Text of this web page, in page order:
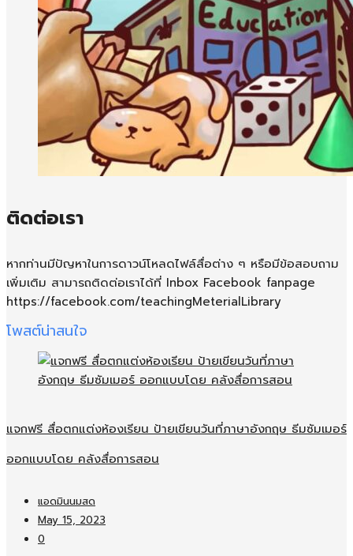
ติดต่อเรา
หากท่านมีปัญหาในการดาวน์โหลดไฟล์สื่อต่าง ๆ หรือมีข้อสอบถาม
เพิ่มเติม สามารถติดต่อเราได้ที่ Inbox Facebook fanpage
https://facebook.com/teachingMeterialLibrary
โพสต์น่าสนใจ
แจกฟรี สื่อตกแต่งห้องเรียน ป้ายเขียนวันที่ภาษาอังกฤษ ธีมซัมเมอร์
ออกแบบโดย คลังสื่อการสอน
แอดมินนมสด
May 15, 2023
0